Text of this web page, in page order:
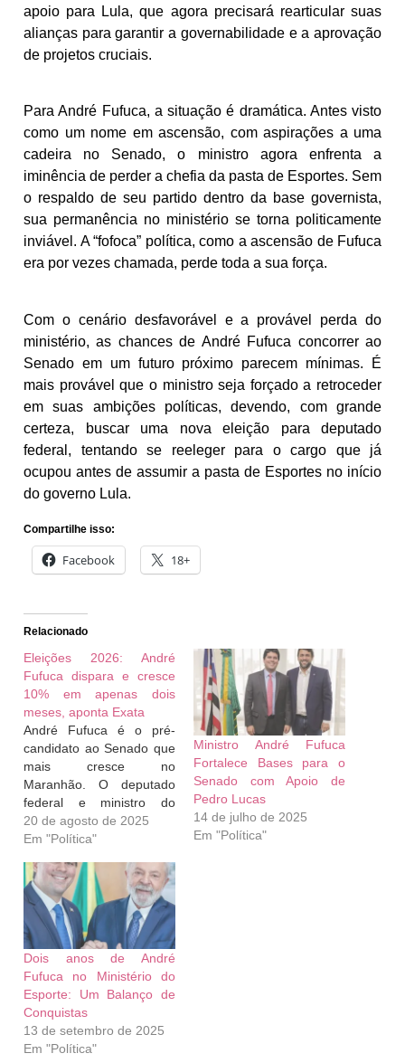
apoio para Lula, que agora precisará rearticular suas
alianças para garantir a governabilidade e a aprovação
de projetos cruciais.
Para André Fufuca, a situação é dramática. Antes visto
como um nome em ascensão, com aspirações a uma
cadeira no Senado, o ministro agora enfrenta a
iminência de perder a chefia da pasta de Esportes. Sem
o respaldo de seu partido dentro da base governista,
sua permanência no ministério se torna politicamente
inviável. A “fofoca” política, como a ascensão de Fufuca
era por vezes chamada, perde toda a sua força.
Com o cenário desfavorável e a provável perda do
ministério, as chances de André Fufuca concorrer ao
Senado em um futuro próximo parecem mínimas. É
mais provável que o ministro seja forçado a retroceder
em suas ambições políticas, devendo, com grande
certeza, buscar uma nova eleição para deputado
federal, tentando se reeleger para o cargo que já
ocupou antes de assumir a pasta de Esportes no início
do governo Lula.
Compartilhe isso:
Facebook 18+
Relacionado
Eleições 2026: André
Fufuca dispara e cresce
10% em apenas dois
meses, aponta Exata
André Fufuca é o pré-
candidato ao Senado que
mais cresce no
Maranhão. O deputado
federal e ministro do
Esporte, André Fufuca,
aparece em forte
o Senado em 2026.
Segundo pesquisa do
Instituto Exata, Fufuca
saltou de 20,73% em
junho para 30,08% em
agosto, um crescimento
de…
20 de agosto de 2025
Em "Política"
Ministro André Fufuca
Fortalece Bases para o
Senado com Apoio de
Pedro Lucas
14 de julho de 2025
Em "Política"
Dois anos de André
Fufuca no Ministério do
Esporte: Um Balanço de
Conquistas
13 de setembro de 2025
Em "Política"